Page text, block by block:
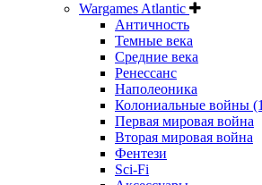
Wargames Atlantic
Античность
Темные века
Средние века
Ренессанс
Наполеоника
Колониальные войны
Первая мировая война
Вторая мировая война
Фентези
Sci-Fi